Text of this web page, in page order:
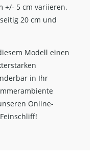
+/- 5 cm variieren.
20 cm und
Modell einen
in Ihr
Online-